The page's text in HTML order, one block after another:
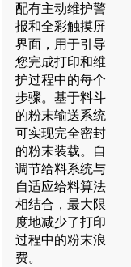
配有主动维护警
报和全彩触摸屏
界面，用于引导
您完成打印和维
护过程中的每个
步骤。基于料斗
的粉末输送系统
可实现完全密封
的粉末装载。自
调节给料系统与
自适应给料算法
相结合，最大限
度地减少了打印
过程中的粉末浪
费。